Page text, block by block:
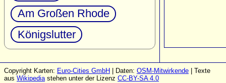
Am Großen Rhode
Königslutter
Copyright Karten: Euro-Cities GmbH | Daten: OSM-Mitwirkende | Texte
aus Wikipediastehen unter der Lizenz CC-BY-SA 4.0